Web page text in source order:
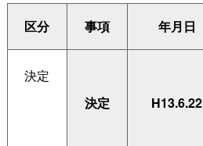
区分 事項 年月日
決定
決定
H13.6.22